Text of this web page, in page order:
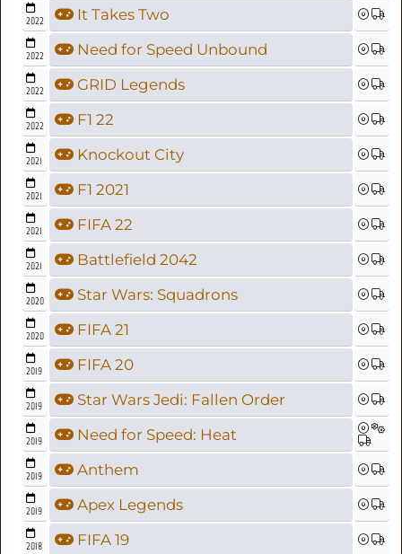
2022 It Takes Two
2022 Need for Speed Unbound
2022 GRID Legends
2022 F1 22
2021 Knockout City
2021 F1 2021
2021 FIFA 22
2021 Battlefield 2042
2020 Star Wars: Squadrons
2020 FIFA 21
2019 FIFA 20
2019 Star Wars Jedi: Fallen Order
2019 Need for Speed: Heat
2019 Anthem
2019 Apex Legends
2018 FIFA 19